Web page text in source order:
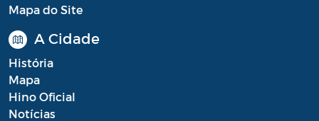
Mapa do Site
A Cidade
História
Mapa
Hino Oficial
Notícias